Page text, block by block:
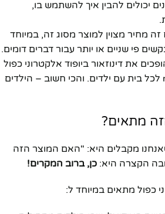
יכולים להבין איך להשתמש בו,
זה מחיר מצוין למוצר מסוג זה, במיוחד
פי שניים או יותר עבור דברים דומים.
את דינוזאור ביופוד אלקטרוני כפול
למוצר שהוא must-have לכל בית עם ילדים. והכי חשוב – הילדים
מתאים?
מקבלים היא: "האם המוצר הזה
הקצרה היא: כן, ברוב המקרים!
כפול מתאים במיוחד ל: